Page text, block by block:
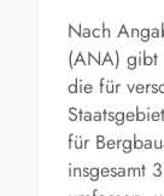
Nach
(ANA) gibt
die für
für
insgesamt